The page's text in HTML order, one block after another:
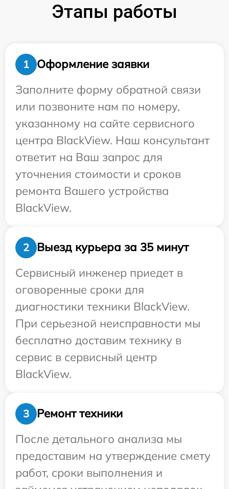
Этапы работы
1
Оформление заявки
Заполните форму обратной связи
или позвоните нам по номеру,
указанному на сайте сервисного
центра BlackView. Наш консультант
ответит на Ваш запрос для
уточнения стоимости и сроков
ремонта Вашего устройства
BlackView.
2
Выезд курьера за 35 минут
Сервисный инженер приедет в
оговоренные сроки для
диагностики техники BlackView.
При серьезной неисправности мы
бесплатно доставим технику в
сервис в сервисный центр
BlackView.
3
Ремонт техники
После детального анализа мы
предоставим на утверждение смету
работ, сроки выполнения и